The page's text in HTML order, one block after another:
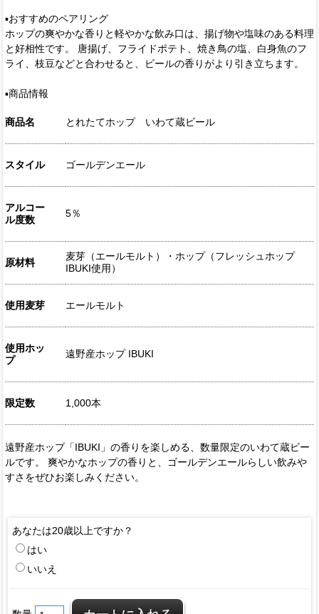
▪️おすすめのペアリング
ホップの爽やかな香りと軽やかな飲み口は、揚げ物や塩味のある料理
と好相性です。 唐揚げ、フライドポテト、焼き鳥の塩、白身魚のフ
ライ、枝豆などと合わせると、ビールの香りがより引き立ちます。
▪️商品情報
商品名 とれたてホップ いわて蔵ビール
スタイル ゴールデンエール
アルコー
ル度数
5％
原材料
麦芽（エールモルト）・ホップ（フレッシュホップ
IBUKI使用）
使用麦芽 エールモルト
使用ホッ
プ
遠野産ホップ IBUKI
限定数 1,000本
遠野産ホップ「IBUKI」の香りを楽しめる、数量限定のいわて蔵ビー
ルです。 爽やかなホップの香りと、ゴールデンエールらしい飲みや
すさをぜひお楽しみください。
あなたは20歳以上ですか？
はい
いいえ